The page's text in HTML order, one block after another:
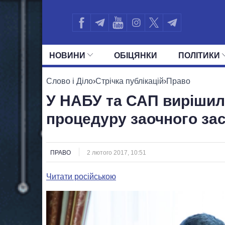
НОВИНИ ОБIЦЯНКИ ПОЛIТИКИ
УСІ ПОЛІТИКИ ПРЕЗИДЕНТ І ОФІС
Слово і Діло›Стрічка публікацій›Право
У НАБУ та САП
процедуру заочного
ПРАВО 2 лютого 2017, 10:51
Читати російською